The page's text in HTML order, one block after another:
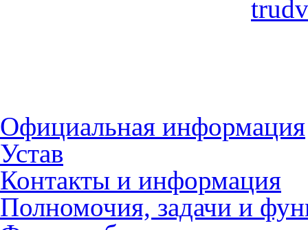
Официальная информация
Устав
Контакты и информация
Полномочия, задачи и